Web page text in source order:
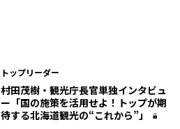
トップリーダー
村田茂樹・観光庁長官単独インタビュ
ー「国の施策を活用せよ！トップが期
待する北海道観光の“これから”」